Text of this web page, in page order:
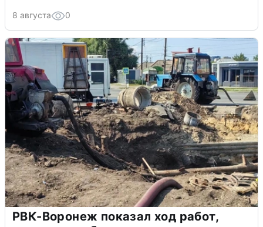
8 августа 0
РВК-Воронеж показал ход работ,